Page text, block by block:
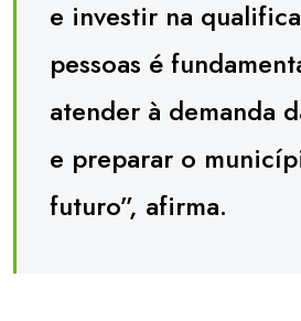
e investir na
pessoas é
atender à demanda
e preparar o
futuro”, afirma.